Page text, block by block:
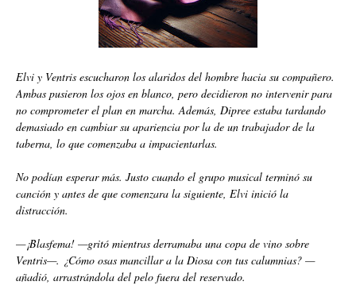
Elvi y Ventris escucharon los alaridos del hombre hacia su compañero.
Ambas pusieron los ojos en blanco, pero decidieron no intervenir para
no comprometer el plan en marcha. Además, Dipree estaba tardando
demasiado en cambiar su apariencia por la de un trabajador de la
taberna, lo que comenzaba a impacientarlas.
No podían esperar más. Justo cuando el grupo musical terminó su
canción y antes de que comenzara la siguiente, Elvi inició la
distracción.
—¡Blasfema! —gritó mientras derramaba una copa de vino sobre
Ventris—. ¿Cómo osas mancillar a la Diosa con tus calumnias? —
añadió, arrastrándola del pelo fuera del reservado.